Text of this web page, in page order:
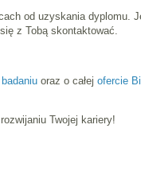
od uzyskania dyplomu.
z Tobą skontaktować.
oraz o całej ofercie
Twojej kariery!